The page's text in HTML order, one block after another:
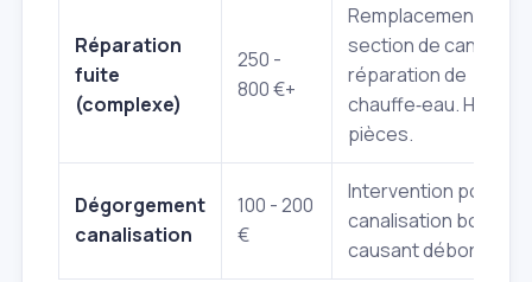
Réparation
fuite
(complexe)
250 -
800 €+
Remplacement de
section de
réparation de
chauffe‑eau. Hors
pièces.
Dégorgement
canalisation
100 - 200
€
Intervention pour
canalisation
causant